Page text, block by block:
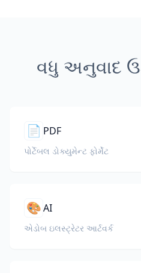
વધુ અનુવાદ
📄 PDF
પોર્ટેબલ ડોક્યુમેન્ટ ફોર્મેટ
🎨AI
એડોબ ઇલસ્ટ્રેટર આર્ટવર્ક